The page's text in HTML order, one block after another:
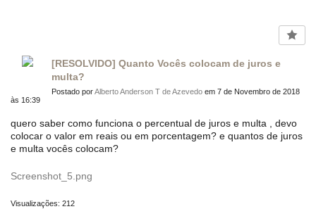
[RESOLVIDO] Quanto Vocês colocam de juros e
multa?
Postado porAlberto Anderson T de Azevedo em 7 de Novembro de 2018
às 16:39
quero saber como funciona o percentual de juros e multa , devo
colocar o valor em reais ou em porcentagem? e quantos de juros
e multa vocês colocam?
Screenshot_5.png
Visualizações: 212